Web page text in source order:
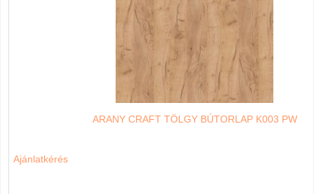
ARANY CRAFT TÖLGY BÚTORLAP K003 PW
Ajánlatkérés